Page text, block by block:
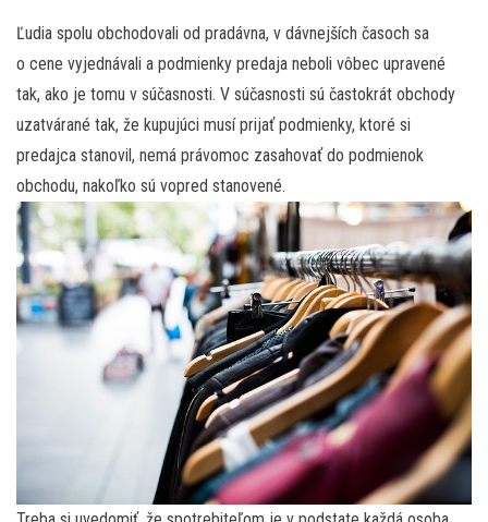
Ľudia spolu obchodovali od pradávna, v dávnejších časoch sa
o cene vyjednávali a podmienky predaja neboli vôbec upravené
tak, ako je tomu v súčasnosti. V súčasnosti sú častokrát obchody
uzatvárané tak, že kupujúci musí prijať podmienky, ktoré si
predajca stanovil, nemá právomoc zasahovať do podmienok
obchodu, nakoľko sú vopred stanovené.